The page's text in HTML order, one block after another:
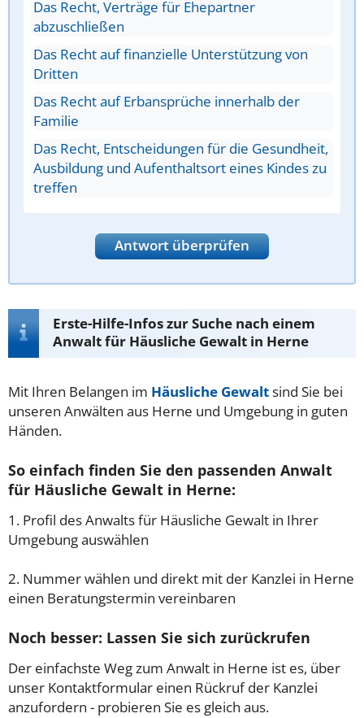
Das Recht, Verträge für Ehepartner
abzuschließen
Das Recht auf finanzielle Unterstützung von
Dritten
Das Recht auf Erbansprüche innerhalb der
Familie
Das Recht, Entscheidungen für die Gesundheit,
Ausbildung und Aufenthaltsort eines Kindes zu
treffen
Antwort überprüfen
Erste-Hilfe-Infos zur Suche nach einem
Anwalt für Häusliche Gewalt in Herne
Mit Ihren Belangen im Häusliche Gewaltsind Sie bei
unseren Anwälten aus Herne und Umgebung in guten
Händen.
So einfach finden Sie den passenden Anwalt
für Häusliche Gewalt in Herne:
1. Profil des Anwalts für Häusliche Gewalt in Ihrer
Umgebung auswählen
2. Nummer wählen und direkt mit der Kanzlei in Herne
einen Beratungstermin vereinbaren
Noch besser: Lassen Sie sich zurückrufen
Der einfachste Weg zum Anwalt in Herne ist es, über
unser Kontaktformular einen Rückruf der Kanzlei
anzufordern - probieren Sie es gleich aus.